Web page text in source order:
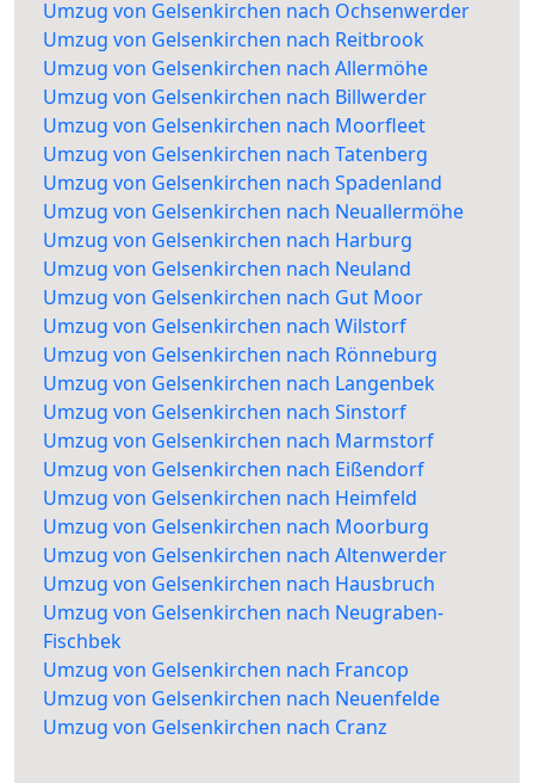
Umzug von Gelsenkirchen nach Ochsenwerder
Umzug von Gelsenkirchen nach Reitbrook
Umzug von Gelsenkirchen nach Allermöhe
Umzug von Gelsenkirchen nach Billwerder
Umzug von Gelsenkirchen nach Moorfleet
Umzug von Gelsenkirchen nach Tatenberg
Umzug von Gelsenkirchen nach Spadenland
Umzug von Gelsenkirchen nach Neuallermöhe
Umzug von Gelsenkirchen nach Harburg
Umzug von Gelsenkirchen nach Neuland
Umzug von Gelsenkirchen nach Gut Moor
Umzug von Gelsenkirchen nach Wilstorf
Umzug von Gelsenkirchen nach Rönneburg
Umzug von Gelsenkirchen nach Langenbek
Umzug von Gelsenkirchen nach Sinstorf
Umzug von Gelsenkirchen nach Marmstorf
Umzug von Gelsenkirchen nach Eißendorf
Umzug von Gelsenkirchen nach Heimfeld
Umzug von Gelsenkirchen nach Moorburg
Umzug von Gelsenkirchen nach Altenwerder
Umzug von Gelsenkirchen nach Hausbruch
Umzug von Gelsenkirchen nach Neugraben-
Fischbek
Umzug von Gelsenkirchen nach Francop
Umzug von Gelsenkirchen nach Neuenfelde
Umzug von Gelsenkirchen nach Cranz